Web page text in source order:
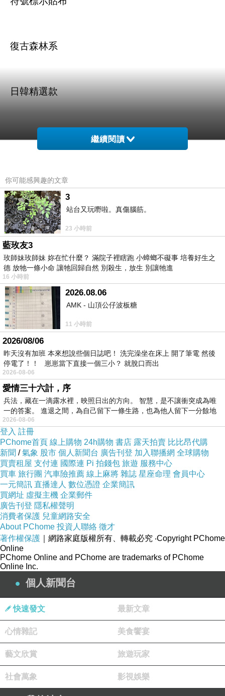
復古森林系
日韓精選款
繽紛貼布圓領蕾絲襯衫(共二色)Fei Fei
試穿心得參考
★平放量單面尺寸 (單位：公
分)：
全長59、胸圍96、肩寬38、
袖長58
本品牌商品都是韓國設計，再
由大陸廠商採用標準的日韓版
型打版製造，在材質方面，圖
片僅供參考，請依照收到的實
際商品為主
選擇自己的尺寸喔~會比較準
確喔!!!
您好，購買商品前有任何問題
繼續閱讀
你可能感興趣的文章
3
站台又玩嘢啦。真傷腦筋。
23 小時前
藍玫友3
玫師妹玫師妹 妳在忙什麼？ 滿院子裡瞎跑 小蟑螂不礙事 培養好生之
德 放牠一條小命 讓牠回歸自然 別殺生，放生 別讓牠進
16 小時前
2026.08.06
AMK - 山頂公仔波板糖
11 小時前
2026/08/06
昨天沒有加班 本來想說些個日誌吧！ 洗完澡坐在床上 開了筆電 然後
停電了！！ 崽崽當下直接一個三小？ 就脫口而出
2026-08-06
愛情三十六計，序
兵法，藏在一滴露水裡，映照日出的方向。 智慧，是不讓衝突成為唯
一的答案。 進退之間，為自己留下一條生路，也為他人留下一分餘地
2026-08-06
登入 註冊
PChome首頁 線上購物 24h購物 書店 露天拍賣 比比昂代購
新聞 /氣象 股市 個人新聞台 廣告刊登 加入聯播網 全球購物
買賣租屋 支付連 國際連 Pi 拍錢包 旅遊 服務中心
買車 旅行團 汽車險推薦 線上麻將 雜誌 星座命理 會員中心
一元簡訊 直播達人 數位憑證 企業簡訊
買網址 虛擬主機 企業郵件
廣告刊登 隱私權聲明
消費者保護 兒童網路安全
About PChome 投資人聯絡 徵才
著作權保護 ｜網路家庭版權所有、轉載必究 ‧Copyright PChome
Online
PChome Online and PChome are trademarks of PChome
Online Inc.
個人新聞台
快速發文 最新文章
心情雜記 美食饗宴
藝文欣賞 旅遊玩家
社會萬象 影視娛樂